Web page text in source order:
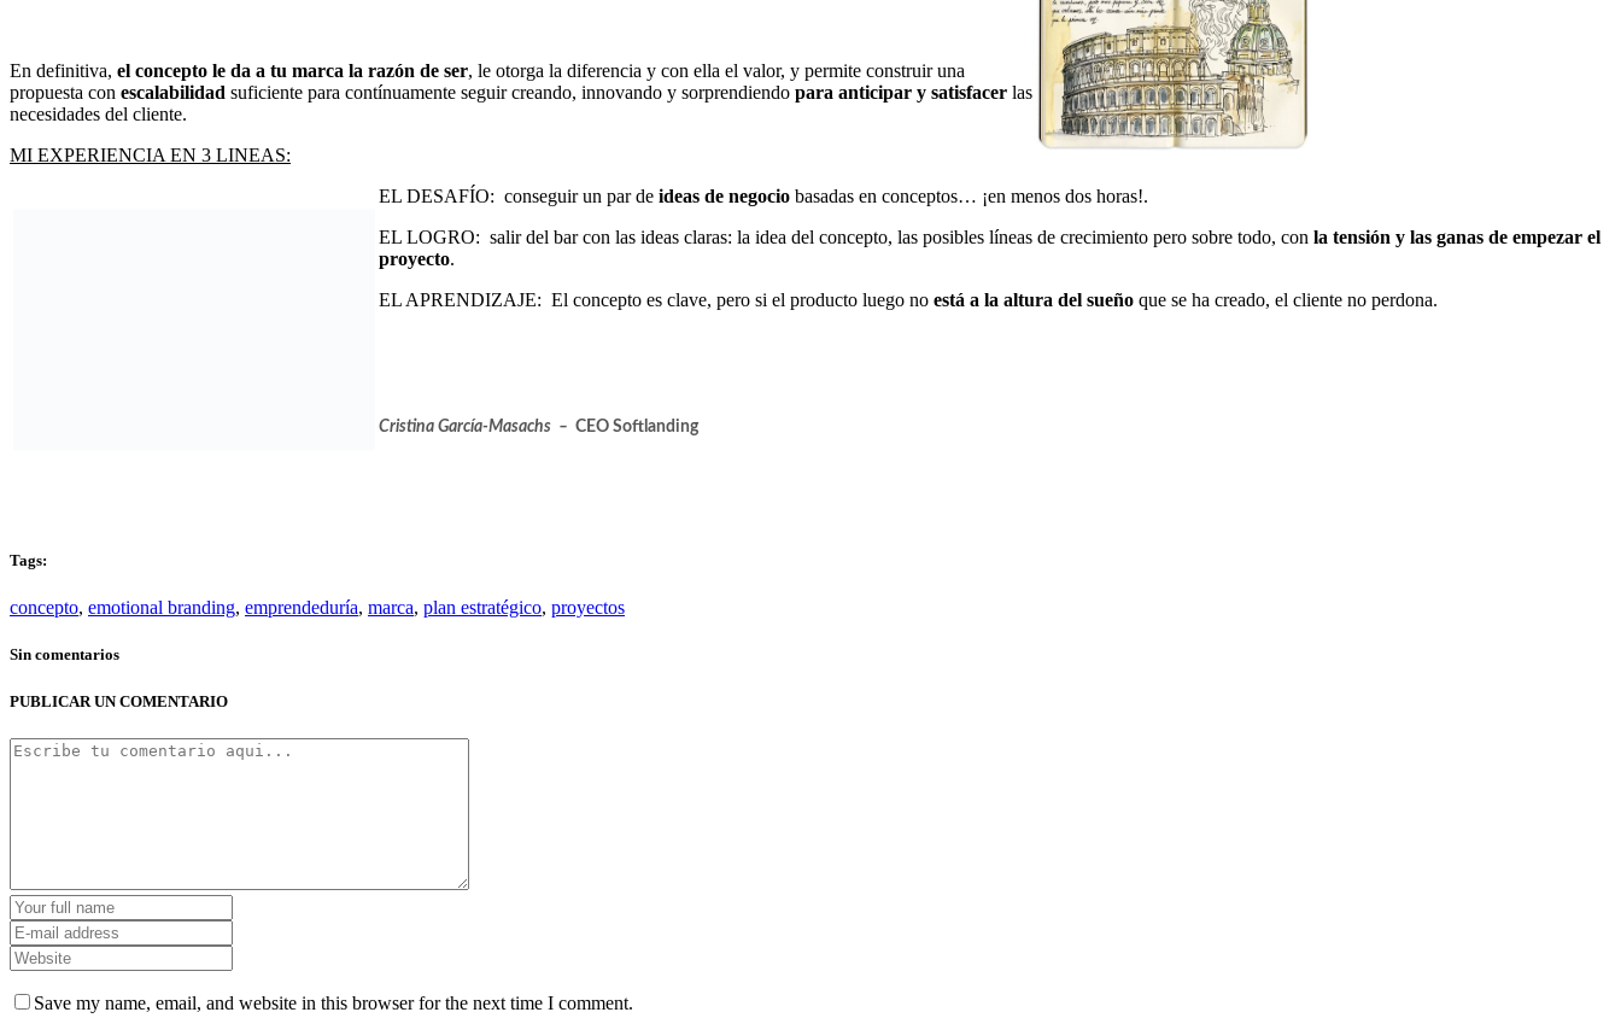
En definitiva, el concepto le da a tu marca la razón de ser, le otorga la diferencia y con ella el valor, y permite construir una
propuesta con escalabilidad suficiente para contínuamente seguir creando, innovando y sorprendiendo para anticipar y satisfacer las
necesidades del cliente.
MI EXPERIENCIA EN 3 LINEAS:
EL DESAFÍO: conseguir un par de ideas de negocio basadas en conceptos… ¡en menos dos horas!.
EL LOGRO: salir del bar con las ideas claras: la idea del concepto, las posibles líneas de crecimiento pero sobre todo, con la tensión y las ganas de empezar el
proyecto.
EL APRENDIZAJE: El concepto es clave, pero si el producto luego no está a la altura del sueño que se ha creado, el cliente no perdona.
Cristina García-Masachs – CEO Softlanding
Tags:
concepto, emotional branding, emprendeduría, marca, plan estratégico, proyectos
Sin comentarios
PUBLICAR UN COMENTARIO
Save my name, email, and website in this browser for the next time I comment.